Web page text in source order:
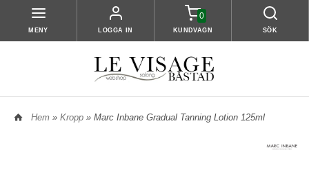
MENY LOGGA IN
0
KUNDVAGN SÖK
Hem » Kropp » Marc Inbane Gradual Tanning Lotion 125ml